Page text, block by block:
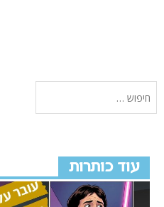
עוד כותרות